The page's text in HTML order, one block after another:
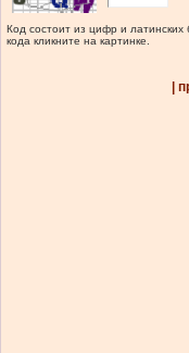
Код состоит из цифр и латинских
кода кликните на картинке.
|